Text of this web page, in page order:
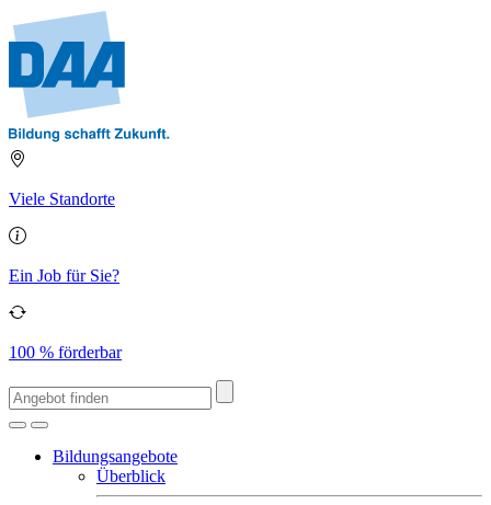
Viele Standorte
Ein Job für Sie?
100 % förderbar
Bildungsangebote
Überblick